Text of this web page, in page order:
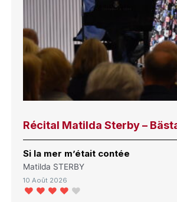
Récital Matilda Sterby –
Si la mer m’était contée
Matilda STERBY
10 Août 2026